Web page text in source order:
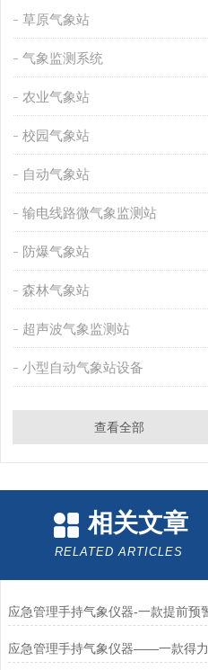
草原气象站
气象监测系统
农业气象站
校园气象站
自动气象站
输电线路微气象监测站
防爆气象站
森林气象站
超声波气象监测站
小型自动气象站设备
查看全部
相关文章
RELATED ARTICLES